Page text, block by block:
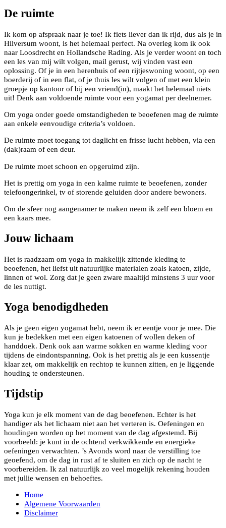
De ruimte
Ik kom op afspraak naar je toe! Ik fiets liever dan ik rijd, dus als je in
Hilversum woont, is het helemaal perfect. Na overleg kom ik ook
naar Loosdrecht en Hollandsche Rading. Als je verder woont en toch
een les van mij wilt volgen, mail gerust, wij vinden vast een
oplossing. Of je in een herenhuis of een rijtjeswoning woont, op een
boerderij of in een flat, of je thuis les wilt volgen of met een klein
groepje op kantoor of bij een vriend(in), maakt het helemaal niets
uit! Denk aan voldoende ruimte voor een yogamat per deelnemer.
Om yoga onder goede omstandigheden te beoefenen mag de ruimte
aan enkele eenvoudige criteria’s voldoen.
De ruimte moet toegang tot daglicht en frisse lucht hebben, via een
(dak)raam of een deur.
De ruimte moet schoon en opgeruimd zijn.
Het is prettig om yoga in een kalme ruimte te beoefenen, zonder
telefoongerinkel, tv of storende geluiden door andere bewoners.
Om de sfeer nog aangenamer te maken neem ik zelf een bloem en
een kaars mee.
Jouw lichaam
Het is raadzaam om yoga in makkelijk zittende kleding te
beoefenen, het liefst uit natuurlijke materialen zoals katoen, zijde,
linnen of wol. Zorg dat je geen zware maaltijd minstens 3 uur voor
de les nuttigt.
Yoga benodigdheden
Als je geen eigen yogamat hebt, neem ik er eentje voor je mee. Die
kun je bedekken met een eigen katoenen of wollen deken of
handdoek. Denk ook aan warme sokken en warme kleding voor
tijdens de eindontspanning. Ook is het prettig als je een kussentje
klaar zet, om makkelijk en rechtop te kunnen zitten, en je liggende
houding te ondersteunen.
Tijdstip
Yoga kun je elk moment van de dag beoefenen. Echter is het
handiger als het lichaam niet aan het verteren is. Oefeningen en
houdingen worden op het moment van de dag afgestemd. Bij
voorbeeld: je kunt in de ochtend verkwikkende en energieke
oefeningen verwachten. ’s Avonds word naar de verstilling toe
geoefend, om de dag in rust af te sluiten en zich op de nacht te
voorbereiden. Ik zal natuurlijk zo veel mogelijk rekening houden
met jullie wensen en behoeftes.
Home
Algemene Voorwaarden
Disclaimer